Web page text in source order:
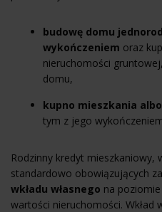
budowę domu
wykończeniem oraz
nieruchomości
domu,
kupno mieszkania
tym z jego
Rodzinny kredyt mieszkaniowy,
standardowo obowiązujących
wkładu własnego na
wartości nieruchomości. Wkład